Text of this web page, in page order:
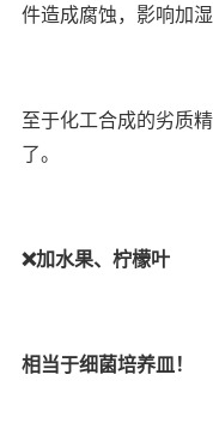
件造成腐蚀，影响加湿
至于化工合成的劣质
了。
❌加水果、柠檬叶
相当于细菌培养皿！